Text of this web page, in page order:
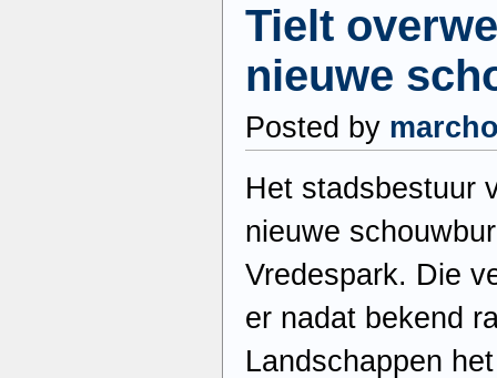
Tielt
nieuwe
Posted by
Het stadsbestuur
nieuwe
Vredespark. Die
er nadat bekend
Landschappen